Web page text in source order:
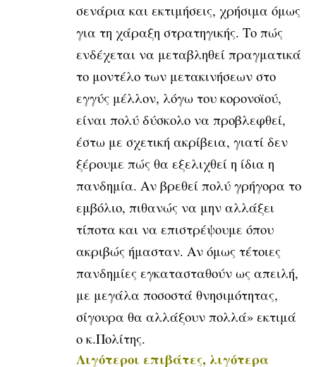
σενάρια και εκτιμήσεις, χρήσιμα όμως
για τη χάραξη στρατηγικής. Το πώς
ενδέχεται να μεταβληθεί πραγματικά
το μοντέλο των μετακινήσεων στο
εγγύς μέλλον, λόγω του κορονοϊού,
είναι πολύ δύσκολο να προβλεφθεί,
έστω με σχετική ακρίβεια, γιατί δεν
ξέρουμε πώς θα εξελιχθεί η ίδια η
πανδημία. Αν βρεθεί πολύ γρήγορα το
εμβόλιο, πιθανώς να μην αλλάξει
τίποτα και να επιστρέψουμε όπου
ακριβώς ήμασταν. Αν όμως τέτοιες
πανδημίες εγκατασταθούν ως απειλή,
με μεγάλα ποσοστά θνησιμότητας,
σίγουρα θα αλλάξουν πολλά» εκτιμά
ο κ.Πολίτης.
Λιγότεροι επιβάτες, λιγότερα